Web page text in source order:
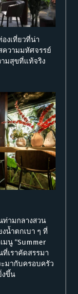
งเที่ยวที่น่า
ความมหัศจรรย์
มสุขที่แท้จริง
ามกลางสวน
น้ำตกเบา ๆ ที่
มนู “Summer
เราคัดสรรมา
มากับครอบครัว
งขึ้น